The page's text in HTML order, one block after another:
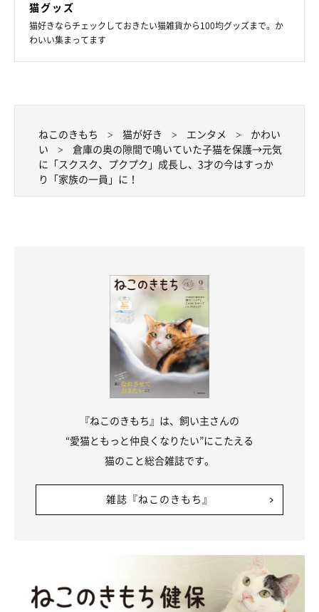
@omame_mamegram
「ひとりで置いていかれてしまった過去があるからかわかりませ
んが、家族が大好きなコに育っております。みんなが部屋を出て
しまうと同じ場所に移動してきますし、そこへ行けない場合は
また、おまめちゃんは“やんのかステップ”をよくやるそうです。
飼い主さんが急に現れたりすると飛び上がったり、足の指を広げ
て動かすとやんのかステップで“対抗”してきたりするとのこと。
猫グッズ
猫好きならチェックしておきたい猫雑貨から100均グッズまで。か
わいい集まってます
ねこのきもち 猫が好き エンタメ
かわい
い
倉庫の奥の隙間で鳴いていた子猫を保護→元気
に「スクスク、プクプク」成長し、3才の今はすっか
り「家族の一員」に！
『ねこのきもち』は、飼い主さんの
“愛猫ともっと仲良くなりたい”にこたえる
猫のこと総合雑誌です。
雑誌『ねこのきもち』